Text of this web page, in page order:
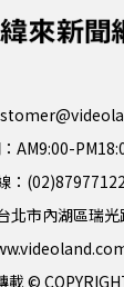
AM9:00-
：(02)87977122
北市內湖區瑞
©